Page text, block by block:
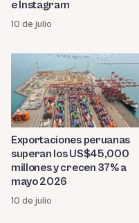
e Instagram
10 de julio
Exportaciones peruanas
superan los US$45,000
millones y crecen 37% a
mayo 2026
10 de julio